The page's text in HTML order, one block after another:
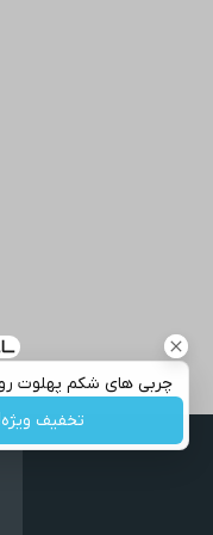
چربی های شکم پهلوت رو
تخفیف